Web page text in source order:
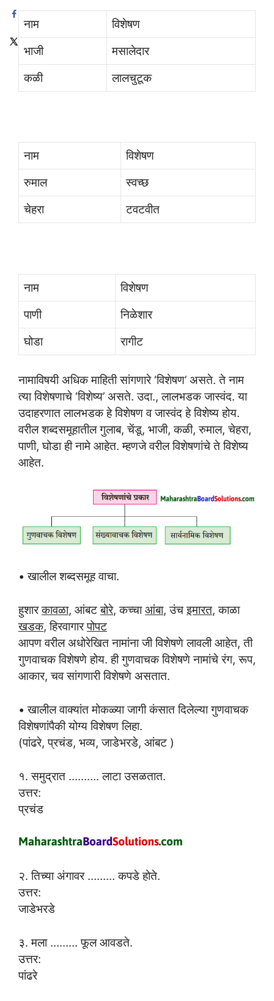
नाम
विशेषण
भाजी
मसालेदार
कळी
लालचुटूक
नाम
विशेषण
रुमाल
स्वच्छ
चेहरा
टवटवीत
नाम
विशेषण
पाणी
निळेशार
घोडा
रागीट
नामाविषयी अधिक माहिती सांगणारे ‘विशेषण’ असते. ते नाम
त्या विशेषणाचे ‘विशेष्य’ असते. उदा., लालभडक जास्वंद. या
उदाहरणात लालभडक हे विशेषण व जास्वंद हे विशेष्य होय.
वरील शब्दसमूहातील गुलाब, चेंडू, भाजी, कळी, रुमाल, चेहरा,
पाणी, घोडा ही नामे आहेत. म्हणजे वरील विशेषणांचे ते विशेष्य
आहेत.
• खालील शब्दसमूह वाचा.
हुशारकावळा, आंबटबोरे, कच्चाआंबा, उंचइमारत, काळा
खडक, हिरवागारपोपट
आपण वरील अधोरेखित नामांना जी विशेषणे लावली आहेत, ती
गुणवाचक विशेषणे होय. ही गुणवाचक विशेषणे नामांचे रंग, रूप,
आकार, चव सांगणारी विशेषणे असतात.
• खालील वाक्यांत मोकळ्या जागी कंसात दिलेल्या गुणवाचक
विशेषणांपैकी योग्य विशेषण लिहा.
(पांढरे, प्रचंड, भव्य, जाडेभरडे, आंबट )
१. समुद्रात ………. लाटा उसळतात.
उत्तर:
प्रचंड
२. तिच्या अंगावर ……… कपडे होते.
उत्तर:
जाडेभरडे
३. मला ……… फूल आवडते.
उत्तर:
पांढरे